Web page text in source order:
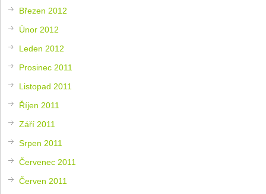
Březen 2012
Únor 2012
Leden 2012
Prosinec 2011
Listopad 2011
Říjen 2011
Září 2011
Srpen 2011
Červenec 2011
Červen 2011